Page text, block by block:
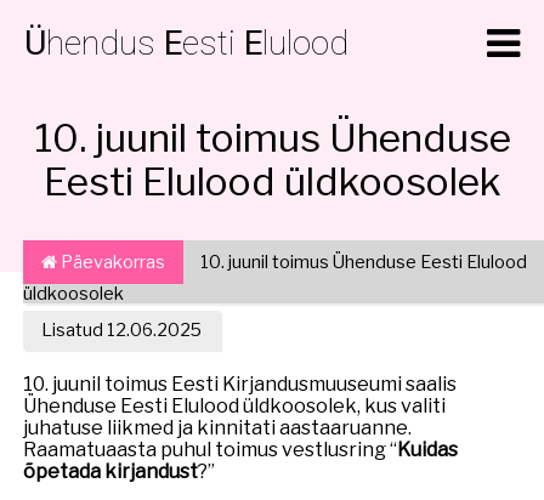
Ühendus Eesti Elulood
10. juunil toimus Ühenduse
Eesti Elulood üldkoosolek
Päevakorras
10. juunil toimus Ühenduse Eesti Elulood
üldkoosolek
Lisatud 12.06.2025
10. juunil toimus Eesti Kirjandusmuuseumi saalis
Ühenduse Eesti Elulood üldkoosolek, kus valiti
juhatuse liikmed ja kinnitati aastaaruanne.
Raamatuaasta puhul toimus vestlusring “Kuidas
õpetada kirjandust?”